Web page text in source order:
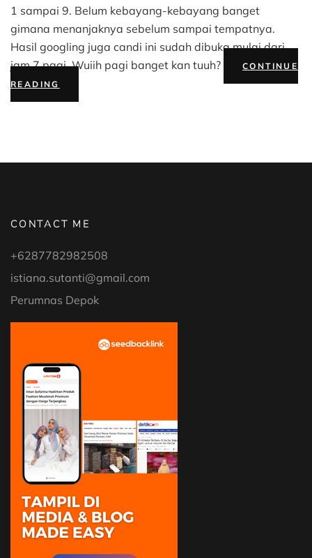
1 sampai 9. Belum kebayang-kebayang banget
gimana menanjaknya sebelum sampai tempatnya.
Hasil googling juga candi ini sudah dibuka mulai dari
jam 7 pagi. Wuiih pagi banget kan tuuh?
CONTINUE
READING
PERPADUAN
CONTACT ME
+6287782982508
istiana.sutanti@gmail.com
Perumnas Depok